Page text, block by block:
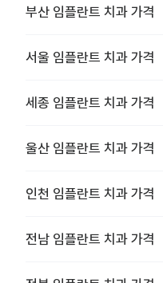
부산 임플란트 치과 가격
서울 임플란트 치과 가격
세종 임플란트 치과 가격
울산 임플란트 치과 가격
인천 임플란트 치과 가격
전남 임플란트 치과 가격